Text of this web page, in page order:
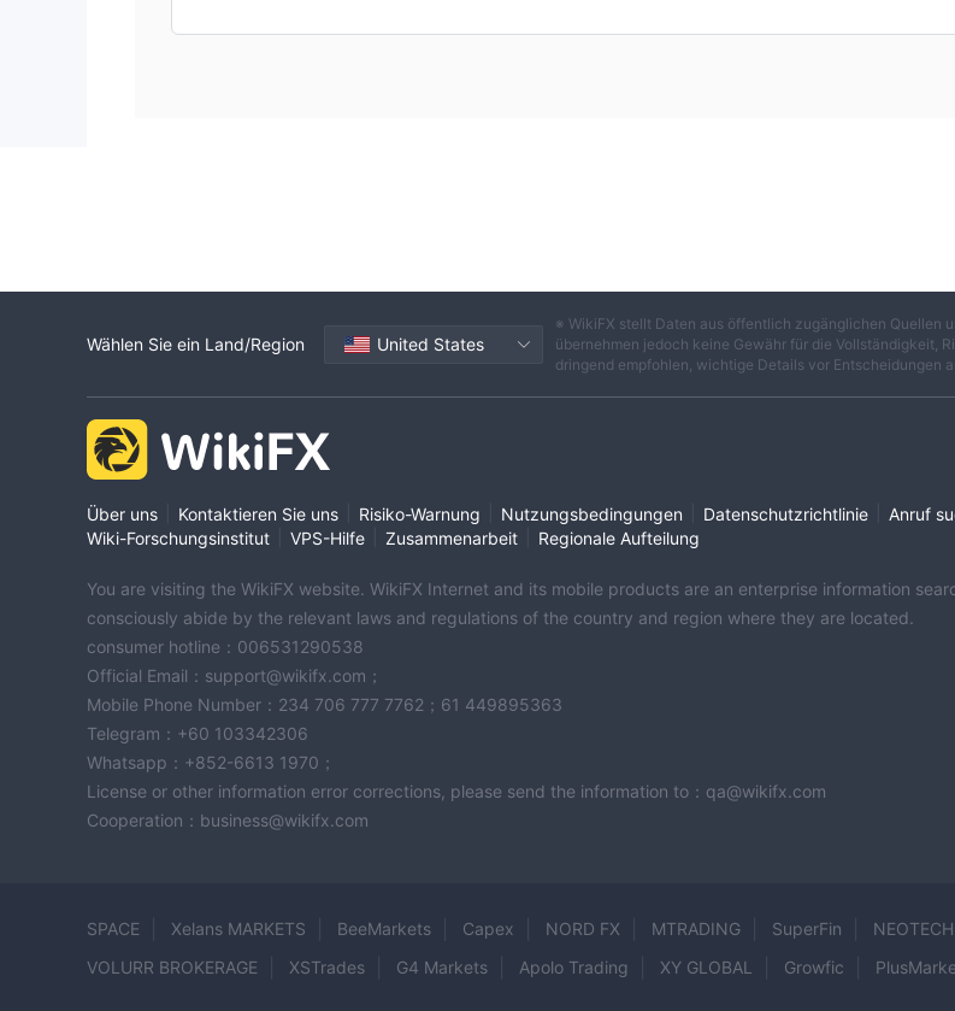
Wählen Sie ein Land/Region United States
※ WikiFX stellt Daten aus öffentlich zugänglichen Quellen
übernehmen jedoch keine Gewähr für die Vollständigkeit,
dringend empfohlen, wichtige Details vor Entscheidungen
Über uns Kontaktieren Sie uns Risiko-Warnung Nutzungsbedingungen Datenschutzrichtlinie Anruf
Wiki-Forschungsinstitut
VPS-Hilfe Zusammenarbeit Regionale Aufteilung
You are visiting the WikiFX website. WikiFX Internet and its mobile products are an enterprise information
consciously abide by the relevant laws and regulations of the country and region where they are located.
consumer hotline：006531290538
Official Email：support@wikifx.com；
Mobile Phone Number：234 706 777 7762；61 449895363
Telegram：+60 103342306
Whatsapp：+852-6613 1970；
License or other information error corrections, please send the information to：qa@wikifx.com
Cooperation：business@wikifx.com
SPACE Xelans MARKETS BeeMarkets Capex NORD FX MTRADING SuperFin NEOTECH
VOLURR BROKERAGE
XSTrades G4 Markets Apolo Trading XY GLOBAL Growfic